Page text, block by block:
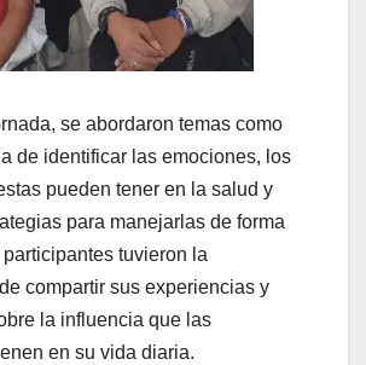
se abordaron temas como
de identificar las emociones, los
pueden tener en la salud y
para manejarlas de forma
tuvieron la
compartir sus experiencias y
la influencia que las
en su vida diaria.